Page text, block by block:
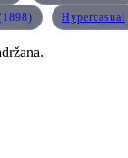
Hypercasual